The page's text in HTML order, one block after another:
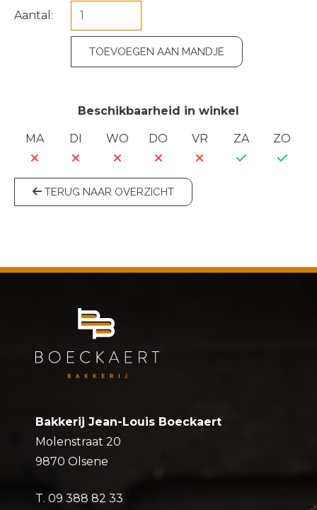
Aantal:
TOEVOEGEN AAN MANDJE
Beschikbaarheid in winkel
MA DI WO DO VR ZA ZO
TERUG NAAR OVERZICHT
Bakkerij Jean-Louis Boeckaert
Molenstraat 20
9870 Olsene
T. 09 388 82 33